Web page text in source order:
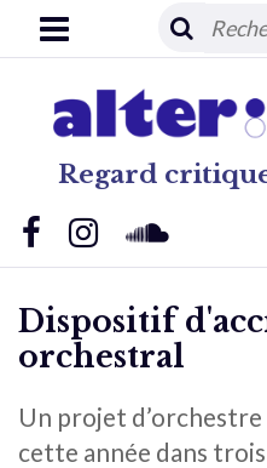
Regard
Dispositif
orchestral
Un projet d’orchestre
cette année dans